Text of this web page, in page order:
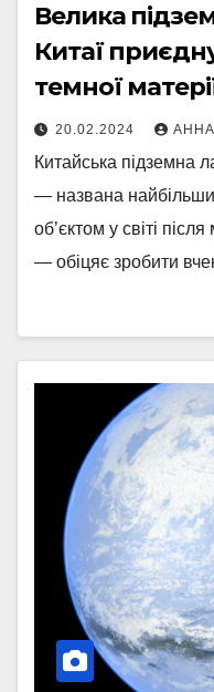
Велика
Китаї
темної
20.02.2024
Китайська підземна
— названа
об’єктом у світі
— обіцяє зробити